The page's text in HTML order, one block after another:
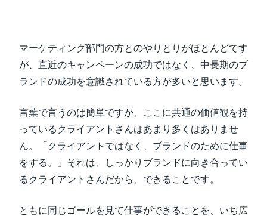
マーケティング部門の方とのやりとりがほとんどです
が、直近のキャンペーンの成功ではなく、中長期のブ
ランドの成功を意識されている方が多いと思います。
言葉で言うのは簡単ですが、ここに共通の価値観を持
っているクライアントさんはあまり多くはありませ
ん。「クライアントではなく、ブランドのために仕事
をする。」それは、しっかりブランドに向き合ってい
るクライアントさんだから、できることです。
ともに同じゴールを見て仕事ができることを、いち広